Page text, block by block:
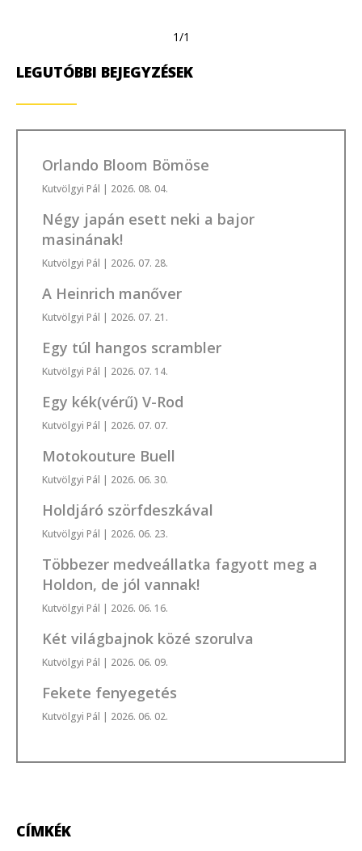
1/1
LEGUTÓBBI BEJEGYZÉSEK
Orlando Bloom Bömöse
Kutvölgyi Pál | 2026. 08. 04.
Négy japán esett neki a bajor
masinának!
Kutvölgyi Pál | 2026. 07. 28.
A Heinrich manőver
Kutvölgyi Pál | 2026. 07. 21.
Egy túl hangos scrambler
Kutvölgyi Pál | 2026. 07. 14.
Egy kék(vérű) V-Rod
Kutvölgyi Pál | 2026. 07. 07.
Motokouture Buell
Kutvölgyi Pál | 2026. 06. 30.
Holdjáró szörfdeszkával
Kutvölgyi Pál | 2026. 06. 23.
Többezer medveállatka fagyott meg a
Holdon, de jól vannak!
Kutvölgyi Pál | 2026. 06. 16.
Két világbajnok közé szorulva
Kutvölgyi Pál | 2026. 06. 09.
Fekete fenyegetés
Kutvölgyi Pál | 2026. 06. 02.
CÍMKÉK